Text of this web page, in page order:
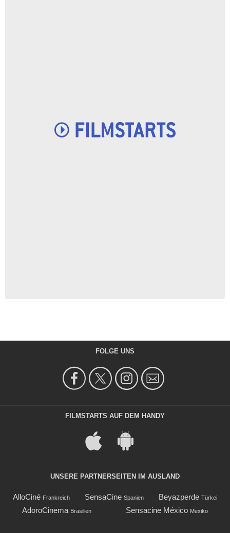
FOLGE UNS
FILMSTARTS AUF DEM HANDY
UNSERE PARTNERSEITEN IM AUSLAND
AlloCiné Frankreich SensaCine Spanien Beyazperde Türkei
AdoroCinema Brasilien Sensacine México Mexiko